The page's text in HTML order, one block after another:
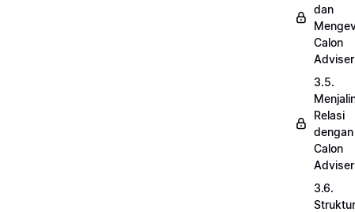
dan
Calon
3.5.
Relasi
dengan
Calon
3.6.
Struktur